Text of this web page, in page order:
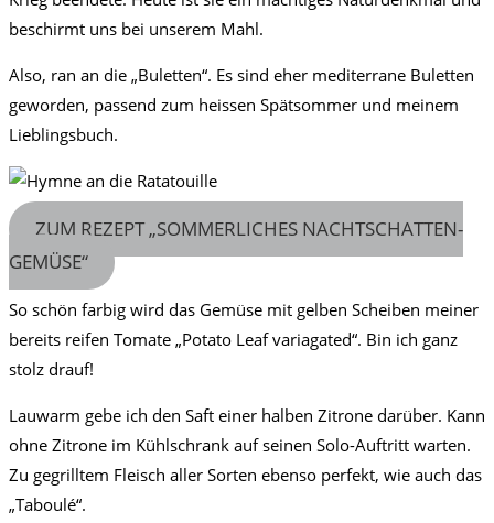
beschirmt uns bei unserem Mahl.
Also, ran an die „Buletten“. Es sind eher mediterrane Buletten
geworden, passend zum heissen Spätsommer und meinem
Lieblingsbuch.
ZUM REZEPT „SOMMERLICHES NACHTSCHATTEN-
GEMÜSE“
So schön farbig wird das Gemüse mit gelben Scheiben meiner
bereits reifen Tomate „Potato Leaf variagated“. Bin ich ganz
stolz drauf!
Lauwarm gebe ich den Saft einer halben Zitrone darüber. Kann
ohne Zitrone im Kühlschrank auf seinen Solo-Auftritt warten.
Zu gegrilltem Fleisch aller Sorten ebenso perfekt, wie auch das
„Taboulé“.